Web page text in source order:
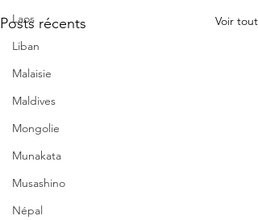
Laos
Liban
Malaisie
Maldives
Mongolie
Munakata
Musashino
Népal
Posts récents Voir tout